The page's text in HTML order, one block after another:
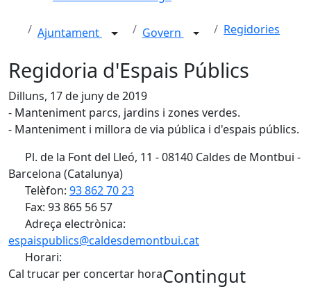
Ajuntament Govern Regidories
Regidoria d'Espais Públics
Dilluns, 17 de juny de 2019
- Manteniment parcs, jardins i zones verdes.
- Manteniment i millora de via pública i d'espais públics.
Pl. de la Font del Lleó, 11 - 08140 Caldes de Montbui -
Barcelona (Catalunya)
Telèfon: 93 862 70 23
Fax: 93 865 56 57
Adreça electrònica:
espaispublics@caldesdemontbui.cat
Horari:
Cal trucar per concertar horaContingut